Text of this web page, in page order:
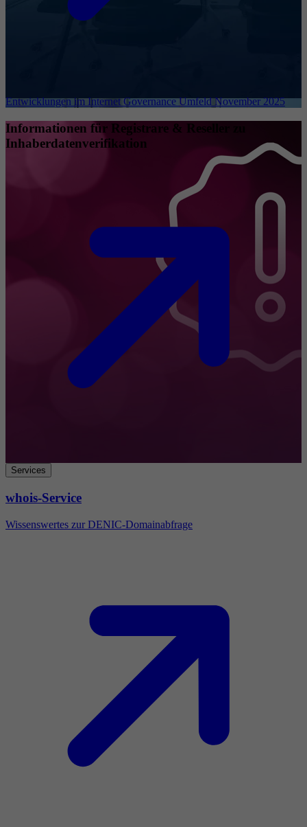
Entwicklungen im Internet Governance Umfeld November 2025
Informationen für Registrare & Reseller zu
Inhaberdatenverifikation
Services
whois-Service
Wissenswertes zur DENIC-Domainabfrage